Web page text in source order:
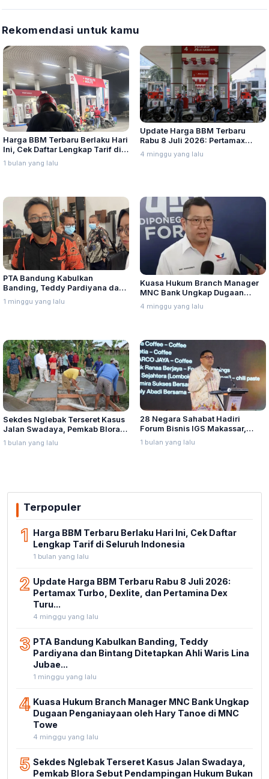
Rekomendasi untuk kamu
Harga BBM Terbaru Berlaku Hari
Ini, Cek Daftar Lengkap Tarif di
Seluruh Indonesia
1 bulan yang lalu
Update Harga BBM Terbaru
Rabu 8 Juli 2026: Pertamax
Turbo, Dexlite, dan Pertamina
Dex Turun
4 minggu yang lalu
PTA Bandung Kabulkan
Banding, Teddy Pardiyana dan
Bintang Ditetapkan Ahli Waris
Lina Jubaedah
1 minggu yang lalu
Kuasa Hukum Branch Manager
MNC Bank Ungkap Dugaan
Penganiayaan oleh Hary Tanoe
di MNC Towe
4 minggu yang lalu
Sekdes Nglebak Terseret Kasus
Jalan Swadaya, Pemkab Blora
Sebut Pendampingan Hukum
Bukan Kewenangannya
1 bulan yang lalu
28 Negara Sahabat Hadiri
Forum Bisnis IGS Makassar,
Munafri Tawarkan Investasi
Stadion Untia
1 bulan yang lalu
Terpopuler
1 Harga BBM Terbaru Berlaku Hari Ini, Cek Daftar
Lengkap Tarif di Seluruh Indonesia
1 bulan yang lalu
2 Update Harga BBM Terbaru Rabu 8 Juli 2026:
Pertamax Turbo, Dexlite, dan Pertamina Dex
Turu...
4 minggu yang lalu
3 PTA Bandung Kabulkan Banding, Teddy
Pardiyana dan Bintang Ditetapkan Ahli Waris Lina
Jubae...
1 minggu yang lalu
4 Kuasa Hukum Branch Manager MNC Bank Ungkap
Dugaan Penganiayaan oleh Hary Tanoe di MNC
Towe
4 minggu yang lalu
5 Sekdes Nglebak Terseret Kasus Jalan Swadaya,
Pemkab Blora Sebut Pendampingan Hukum Bukan